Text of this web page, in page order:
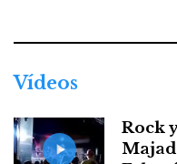
Vídeos
Rock